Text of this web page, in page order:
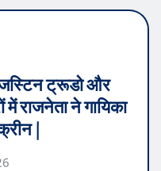
जस्टिन ट्रूडो और
राजनेता ने गायिका
|